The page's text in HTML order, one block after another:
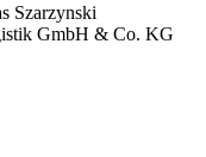
Szarzynski
GmbH & Co. KG